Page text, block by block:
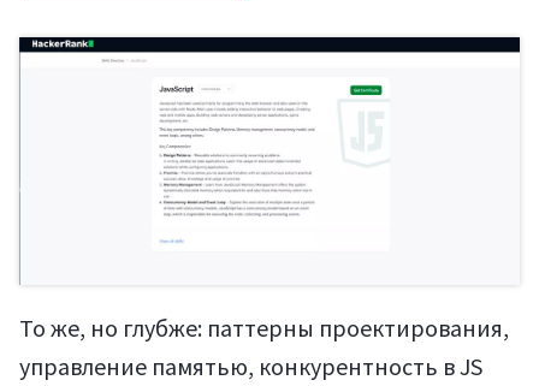
То же, но глубже: паттерны проектирования,
управление памятью, конкурентность в JS